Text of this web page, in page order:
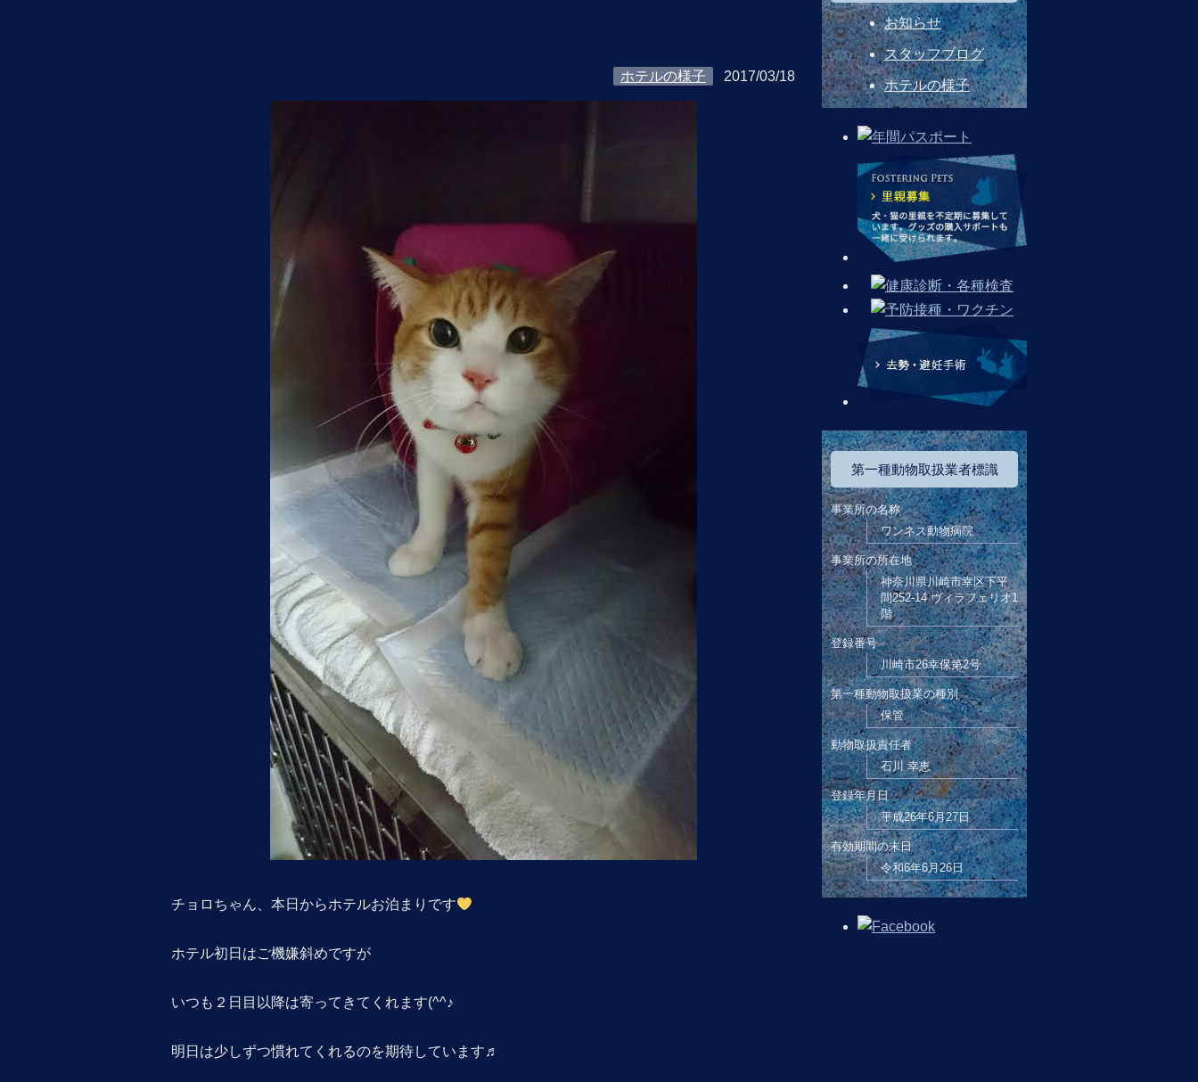
ホテルの様子 2017/03/18
チョロちゃん、本日からホテルお泊まりです
ホテル初日はご機嫌斜めですが
いつも２日目以降は寄ってきてくれます(^^♪
明日は少しずつ慣れてくれるのを期待しています♬
お知らせ
スタッフブログ
ホテルの様子
第一種動物取扱業者標識
事業所の名称
ワンネス動物病院
事業所の所在地
神奈川県川崎市幸区下平
間252-14 ヴィラフェリオ1
階
登録番号
川崎市26幸保第2号
第一種動物取扱業の種別
保管
動物取扱責任者
石川 幸恵
登録年月日
平成26年6月27日
有効期間の末日
令和6年6月26日